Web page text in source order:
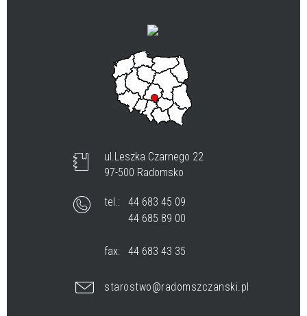
ul.Leszka Czarnego 22
97-500 Radomsko
tel.:
44 683 45 09
44 685 89 00
fax: 44 683 43 35
starostwo@radomszczanski.pl